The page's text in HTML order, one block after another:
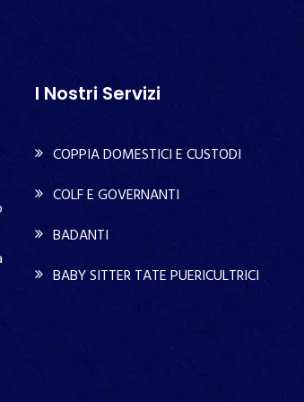
I Nostri Servizi
COPPIA DOMESTICI E CUSTODI
COLF E GOVERNANTI
BADANTI
BABY SITTER TATE PUERICULTRICI